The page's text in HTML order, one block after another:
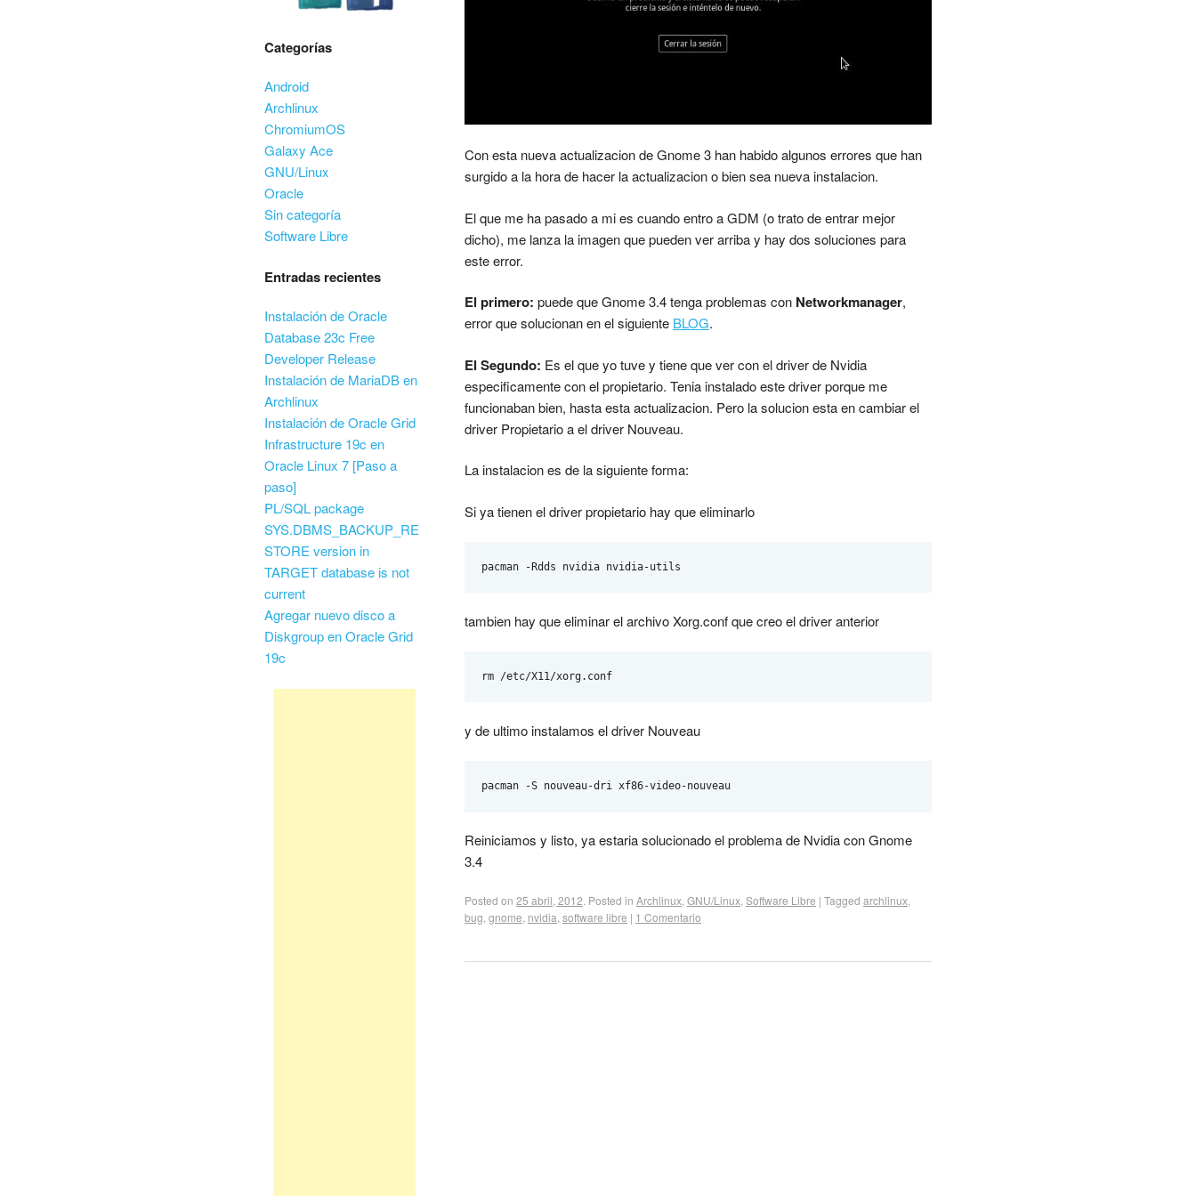
Con esta nueva actualizacion de Gnome 3 han habido algunos errores que han
surgido a la hora de hacer la actualizacion o bien sea nueva instalacion.
El que me ha pasado a mi es cuando entro a GDM (o trato de entrar mejor
dicho), me lanza la imagen que pueden ver arriba y hay dos soluciones para
este error.
El primero: puede que Gnome 3.4 tenga problemas con Networkmanager,
error que solucionan en el siguiente BLOG.
El Segundo: Es el que yo tuve y tiene que ver con el driver de Nvidia
especificamente con el propietario. Tenia instalado este driver porque me
funcionaban bien, hasta esta actualizacion. Pero la solucion esta en cambiar el
driver Propietario a el driver Nouveau.
La instalacion es de la siguiente forma:
Si ya tienen el driver propietario hay que eliminarlo
pacman -Rdds nvidia nvidia-utils
tambien hay que eliminar el archivo Xorg.conf que creo el driver anterior
rm /etc/X11/xorg.conf
y de ultimo instalamos el driver Nouveau
pacman -S nouveau-dri xf86-video-nouveau
Reiniciamos y listo, ya estaria solucionado el problema de Nvidia con Gnome
3.4
Posted on 25 abril, 2012 Posted in Archlinux GNU/Linux Software Libre | Tagged archlinux
bug gnome nvidia software libre | 1 Comentario
Categorías
Android
Archlinux
ChromiumOS
Galaxy Ace
GNU/Linux
Oracle
Sin categoría
Software Libre
Entradas recientes
Instalación de Oracle
Database 23c Free
Developer Release
Instalación de MariaDB en
Archlinux
Instalación de Oracle Grid
Infrastructure 19c en
Oracle Linux 7 [Paso a
paso]
PL/SQL package
SYS.DBMS_BACKUP_RE
STORE version in
TARGET database is not
current
Agregar nuevo disco a
Diskgroup en Oracle Grid
19c